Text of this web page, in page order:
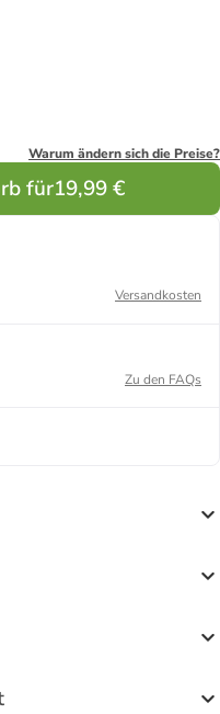
Warum ändern sich die Preise?
für19,99 €
Versandkosten
Zu den FAQs